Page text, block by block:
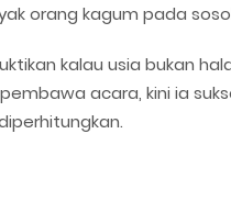
orang kagum pada
kalau usia bukan
acara, kini ia